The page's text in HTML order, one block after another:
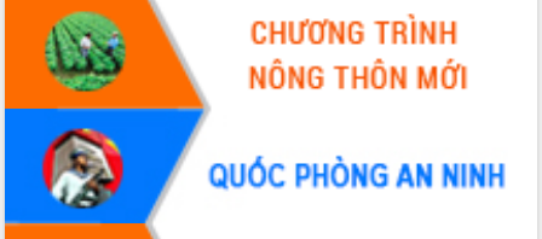
Lấy ý kiến điều chỉnh Quy hoạch tỉnh
Đắk Lắk thời kỳ 2021-2030, tầm nhìn
đến năm 2050
Phát động chiến dịch 30 ngày đêm
giải phóng mặt bằng Tuyến đường bộ
ven biển
Đắk Lắk nỗ lực thúc đẩy tăng trưởng
kinh tế từ 10% trở lên trong Quý
II/2026